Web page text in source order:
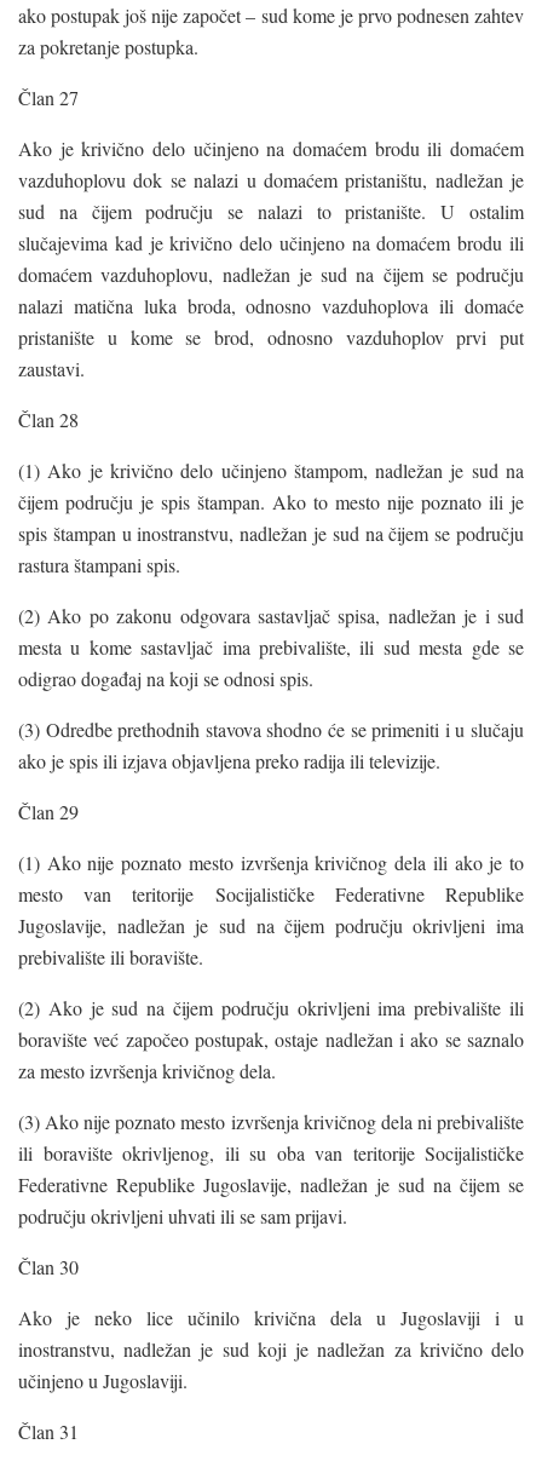
ako postupak još nije započet – sud kome je prvo podnesen zahtev
za pokretanje postupka.
Član 27
Ako je krivično delo učinjeno na domaćem brodu ili domaćem
vazduhoplovu dok se nalazi u domaćem pristaništu, nadležan je
sud na čijem području se nalazi to pristanište. U ostalim
slučajevima kad je krivično delo učinjeno na domaćem brodu ili
domaćem vazduhoplovu, nadležan je sud na čijem se području
nalazi matična luka broda, odnosno vazduhoplova ili domaće
pristanište u kome se brod, odnosno vazduhoplov prvi put
zaustavi.
Član 28
(1) Ako je krivično delo učinjeno štampom, nadležan je sud na
čijem području je spis štampan. Ako to mesto nije poznato ili je
spis štampan u inostranstvu, nadležan je sud na čijem se području
rastura štampani spis.
(2) Ako po zakonu odgovara sastavljač spisa, nadležan je i sud
mesta u kome sastavljač ima prebivalište, ili sud mesta gde se
odigrao događaj na koji se odnosi spis.
(3) Odredbe prethodnih stavova shodno će se primeniti i u slučaju
ako je spis ili izjava objavljena preko radija ili televizije.
Član 29
(1) Ako nije poznato mesto izvršenja krivičnog dela ili ako je to
mesto van teritorije Socijalističke Federativne Republike
Jugoslavije, nadležan je sud na čijem području okrivljeni ima
prebivalište ili boravište.
(2) Ako je sud na čijem području okrivljeni ima prebivalište ili
boravište već započeo postupak, ostaje nadležan i ako se saznalo
za mesto izvršenja krivičnog dela.
(3) Ako nije poznato mesto izvršenja krivičnog dela ni prebivalište
ili boravište okrivljenog, ili su oba van teritorije Socijalističke
Federativne Republike Jugoslavije, nadležan je sud na čijem se
području okrivljeni uhvati ili se sam prijavi.
Član 30
Ako je neko lice učinilo krivična dela u Jugoslaviji i u
inostranstvu, nadležan je sud koji je nadležan za krivično delo
učinjeno u Jugoslaviji.
Član 31